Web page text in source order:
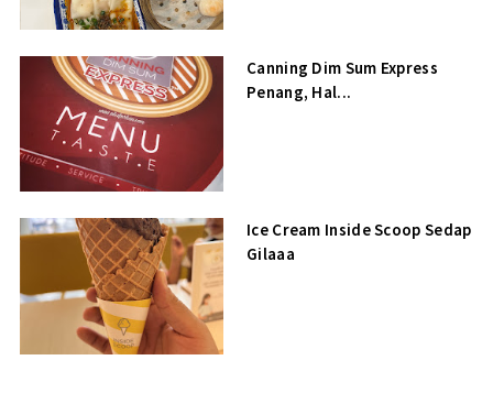
Canning Dim Sum Express
Penang, Hal...
Ice Cream Inside Scoop Sedap
Gilaaa